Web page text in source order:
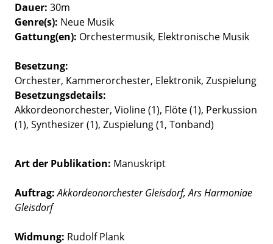
Dauer 30m
Genre(s) Neue Musik
Gattung(en) Orchestermusik Elektronische Musik
Besetzung
Orchester Kammerorchester Elektronik Zuspielung
Besetzungsdetails
Akkordeonorchester, Violine (1), Flöte (1), Perkussion
(1), Synthesizer (1), Zuspielung (1, Tonband)
Art der Publikation Manuskript
Auftrag:Akkordeonorchester Gleisdorf, Ars Harmoniae
Gleisdorf
Widmung: Rudolf Plank